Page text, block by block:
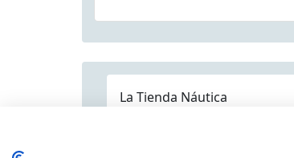
La Tienda Náutica